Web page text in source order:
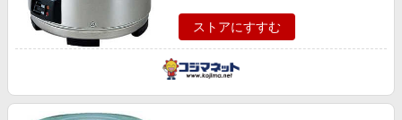
ストアにすすむ